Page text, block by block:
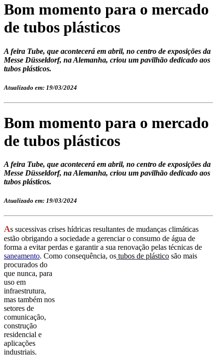
Bom momento para o mercado
de tubos plásticos
A feira Tube, que acontecerá em abril, no centro de exposições da
Messe Düsseldorf, na Alemanha, criou um pavilhão dedicado aos
tubos plásticos.
Atualizado em: 19/03/2024
Bom momento para o mercado
de tubos plásticos
A feira Tube, que acontecerá em abril, no centro de exposições da
Messe Düsseldorf, na Alemanha, criou um pavilhão dedicado aos
tubos plásticos.
Atualizado em: 19/03/2024
As sucessivas crises hídricas resultantes de mudanças climáticas
estão obrigando a sociedade a gerenciar o consumo de água de
forma a evitar perdas e garantir a sua renovação pelas técnicas de
saneamento. Como consequência, os tubos de plástico são mais
procurados do
que nunca, para
uso em
infraestrutura,
mas também nos
setores de
comunicação,
construção
residencial e
aplicações
industriais.